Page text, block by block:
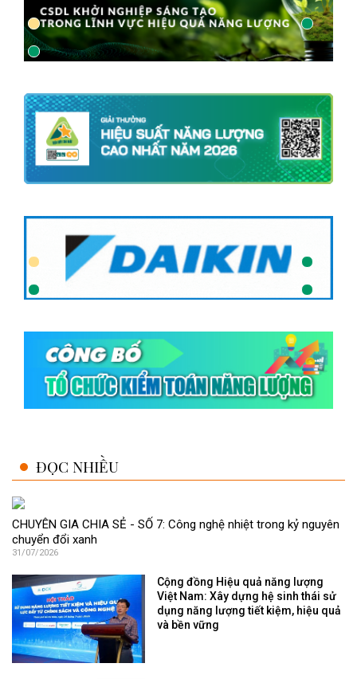
ĐỌC NHIỀU
CHUYÊN GIA CHIA SẺ - SỐ 7: Công nghệ nhiệt trong kỷ nguyên
chuyển đổi xanh
31/07/2026
Cộng đồng Hiệu quả năng lượng
Việt Nam: Xây dựng hệ sinh thái sử
dụng năng lượng tiết kiệm, hiệu quả
và bền vững